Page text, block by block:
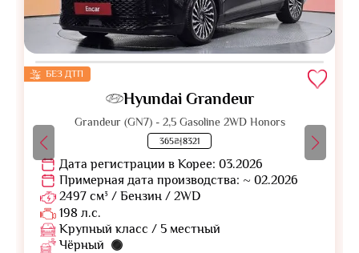
БЕЗ ДТП
Hyundai Grandeur
Grandeur (GN7) - 2,5 Gasoline 2WD Honors
365러8321
Дата регистрации в Корее: 03.2026
Примерная дата производства: ~ 02.2026
2497 см³ / Бензин / 2WD
198 л.с.
Крупный класс / 5 местный
Чёрный